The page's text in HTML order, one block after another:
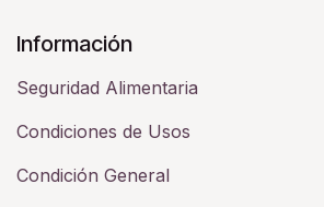
Información
Seguridad Alimentaria
Condiciones de Usos
Condición General